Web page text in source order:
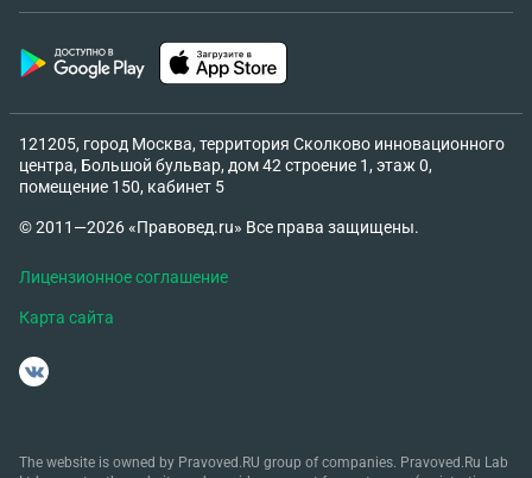
121205, город Москва, территория Сколково инновационного
центра, Большой бульвар, дом 42 строение 1, этаж 0,
помещение 150, кабинет 5
© 2011—2026 «Правовед.ru» Все права защищены.
Лицензионное соглашение
Карта сайта
The website is owned by Pravoved.RU group of companies. Pravoved.Ru Lab